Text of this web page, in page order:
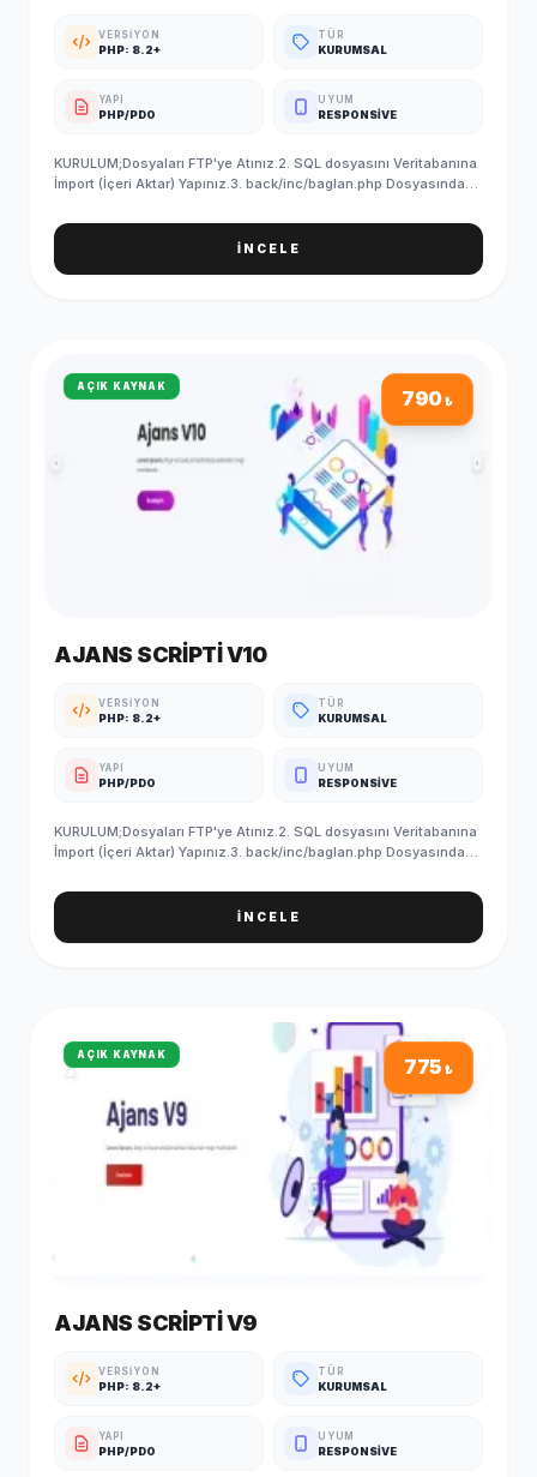
VERSIYON
PHP: 8.2+
TÜR
KURUMSAL
YAPI
PHP/PDO
UYUM
RESPONSIVE
KURULUM;Dosyaları FTP'ye Atınız.2. SQL dosyasını Veritabanına
İmport (İçeri Aktar) Yapınız.3. back/inc/baglan.php Dosyasındaki
PHPMYADMIN/ayar tablosundan site linkinizi yazmayı
unutmayın5. Kurulum Başarıyla Tamamlanmıştır. ADMIN GİRİŞ
BİLGİLERİ (Standart);Admin Paneli : http://siteadi.com/ControlE-
İNCELE
AÇIK KAYNAK 790₺
AJANS SCRIPTI V10
VERSIYON
PHP: 8.2+
TÜR
KURUMSAL
YAPI
PHP/PDO
UYUM
RESPONSIVE
KURULUM;Dosyaları FTP'ye Atınız.2. SQL dosyasını Veritabanına
İmport (İçeri Aktar) Yapınız.3. back/inc/baglan.php Dosyasındaki
PHPMYADMIN/ayar tablosundan site linkinizi yazmayı
unutmayın5. Kurulum Başarıyla Tamamlanmıştır. ADMIN GİRİŞ
BİLGİLERİ (Standart);Admin Paneli : http://siteadi.com/ControlE-
İNCELE
AÇIK KAYNAK 775₺
AJANS SCRIPTI V9
VERSIYON
PHP: 8.2+
TÜR
KURUMSAL
YAPI
PHP/PDO
UYUM
RESPONSIVE